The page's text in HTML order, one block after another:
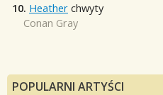
10. Heather chwyty
Conan Gray
POPULARNI ARTYŚCI